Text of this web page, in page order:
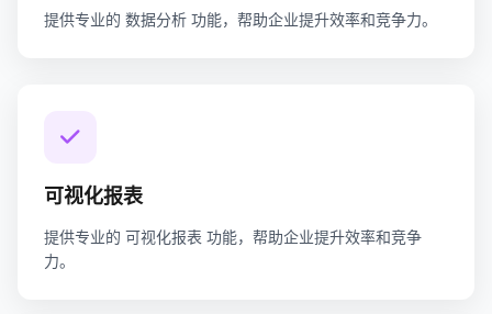
提供专业的 数据分析 功能，帮助企业提升效率和竞争力。
可视化报表
提供专业的 可视化报表 功能，帮助企业提升效率和竞争
力。